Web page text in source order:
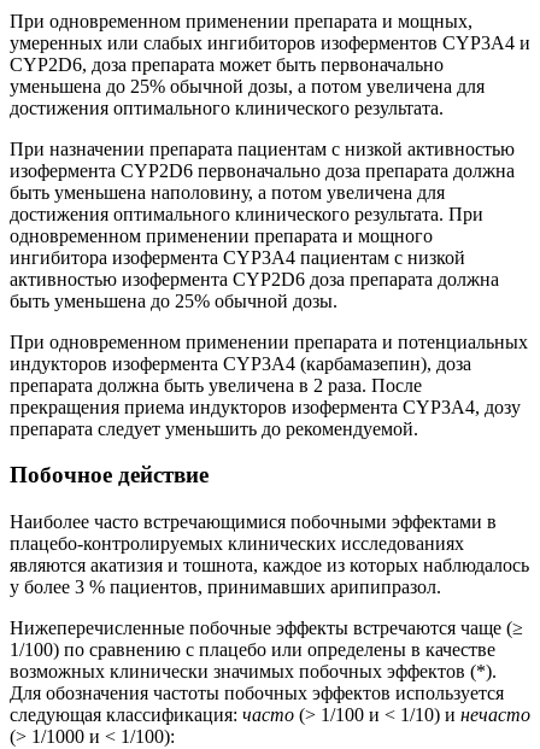
При одновременном применении препарата и мощных,
умеренных или слабых ингибиторов изоферментов CYP3A4 и
CYP2D6, доза препарата может быть первоначально
уменьшена до 25% обычной дозы, а потом увеличена для
достижения оптимального клинического результата.
При назначении препарата пациентам с низкой активностью
изофермента CYP2D6 первоначально доза препарата должна
быть уменьшена наполовину, а потом увеличена для
достижения оптимального клинического результата. При
одновременном применении препарата и мощного
ингибитора изофермента CYP3A4 пациентам с низкой
активностью изофермента CYP2D6 доза препарата должна
быть уменьшена до 25% обычной дозы.
При одновременном применении препарата и потенциальных
индукторов изофермента CYP3A4 (карбамазепин), доза
препарата должна быть увеличена в 2 раза. После
прекращения приема индукторов изофермента CYP3A4, дозу
препарата следует уменьшить до рекомендуемой.
Побочное действие
Наиболее часто встречающимися побочными эффектами в
плацебо-контролируемых клинических исследованиях
являются акатизия и тошнота, каждое из которых наблюдалось
у более 3 % пациентов, принимавших арипипразол.
Нижеперечисленные побочные эффекты встречаются чаще (≥
1/100) по сравнению с плацебо или определены в качестве
возможных клинически значимых побочных эффектов (*).
Для обозначения частоты побочных эффектов используется
следующая классификация: часто (˃ 1/100 и ˂ 1/10) и нечасто
(˃ 1/1000 и ˂ 1/100):